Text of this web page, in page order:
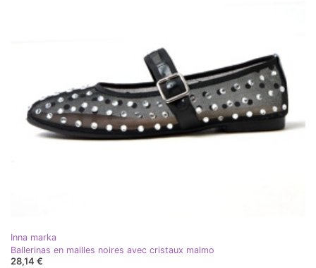
Inna marka
Ballerinas en mailles noires avec cristaux malmo
28,14 €